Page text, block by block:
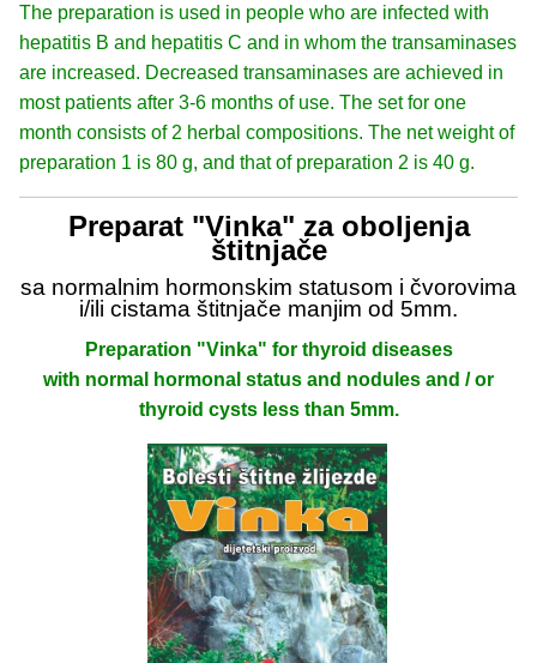
The preparation is used in people who are infected with
hepatitis B and hepatitis C and in whom the transaminases
are increased. Decreased transaminases are achieved in
most patients after 3-6 months of use. The set for one
month consists of 2 herbal compositions. The net weight of
preparation 1 is 80 g, and that of preparation 2 is 40 g.
Preparat "Vinka" za oboljenja
štitnjače
sa normalnim hormonskim statusom i čvorovima
i/ili cistama štitnjače manjim od 5mm.
Preparation "Vinka" for thyroid diseases
with normal hormonal status and nodules and / or
thyroid cysts less than 5mm.